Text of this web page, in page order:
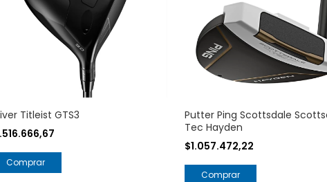
Titleist GTS3
Comprar
Putter Ping Scottsdale
Tec Hayden
$1.057.472,22
Comprar